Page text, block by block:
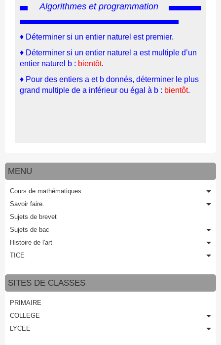
Algorithmes et programmation
♦ Déterminer si un entier naturel est premier.
♦ Déterminer si un entier naturel a est multiple d’un
entier naturel b : bientôt.
♦ Pour des entiers a et b donnés, déterminer le plus
grand multiple de a inférieur ou égal à b : bientôt.
MENU
Cours de mathématiques
Savoir faire.
Sujets de brevet
Sujets de bac
Histoire de l'art
TICE
SITES DE CLASSES
PRIMAIRE
COLLEGE
LYCEE